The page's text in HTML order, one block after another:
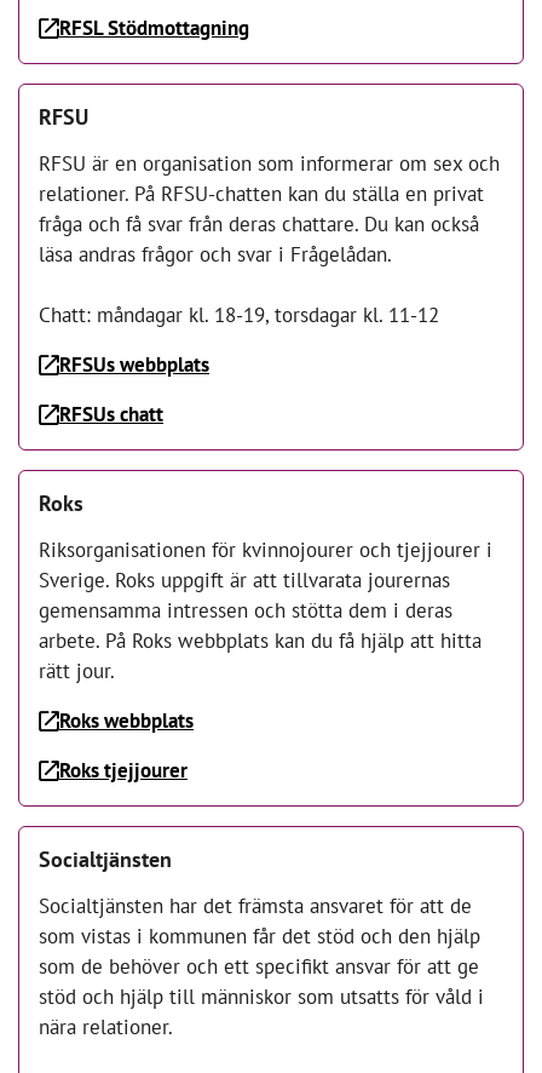
RFSL Stödmottagning
RFSU
RFSU är en organisation som informerar om sex och
relationer. På RFSU-chatten kan du ställa en privat
fråga och få svar från deras chattare. Du kan också
läsa andras frågor och svar i Frågelådan.
Chatt: måndagar kl. 18-19, torsdagar kl. 11-12
RFSUs webbplats
RFSUs chatt
Roks
Riksorganisationen för kvinnojourer och tjejjourer i
Sverige. Roks uppgift är att tillvarata jourernas
gemensamma intressen och stötta dem i deras
arbete. På Roks webbplats kan du få hjälp att hitta
rätt jour.
Roks webbplats
Roks tjejjourer
Socialtjänsten
Socialtjänsten har det främsta ansvaret för att de
som vistas i kommunen får det stöd och den hjälp
som de behöver och ett specifikt ansvar för att ge
stöd och hjälp till människor som utsatts för våld i
nära relationer.